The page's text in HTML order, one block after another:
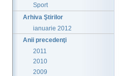
Sport
Arhiva Ştirilor
ianuarie 2012
Anii precedenţi
2011
2010
2009